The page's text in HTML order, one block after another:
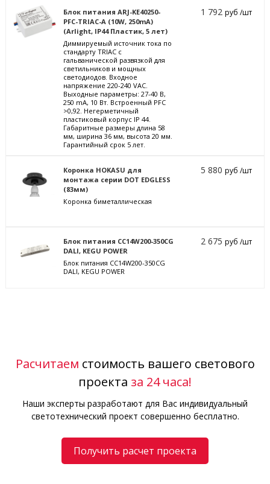
Блок питания ARJ-KE40250-
PFC-TRIAC-A (10W, 250mA)
(Arlight, IP44 Пластик, 5 лет)
Диммируемый источник тока по
стандарту TRIAC с
гальванической развязкой для
светильников и мощных
светодиодов. Входное
напряжение 220-240 VAC.
Выходные параметры: 27-40 В,
250 mА, 10 Вт. Встроенный PFC
>0,92. Негерметичный
пластиковый корпус IP 44.
Габаритные размеры длина 58
мм, ширина 36 мм, высота 20 мм.
Гарантийный срок 5 лет.
1 792руб /шт
Коронка HOKASU для
монтажа серии DOT EDGLESS
(83мм)
Коронка биметаллическая
5 880руб /шт
Блок питания CC14W200-350CG
DALI, KEGU POWER
Блок питания CC14W200-350CG
DALI, KEGU POWER
2 675руб /шт
Расчитаем стоимость вашего светового
проекта за 24 часа!
Наши эксперты разработают для Вас индивидуальный
светотехнический проект совершенно бесплатно.
Получить расчет проекта